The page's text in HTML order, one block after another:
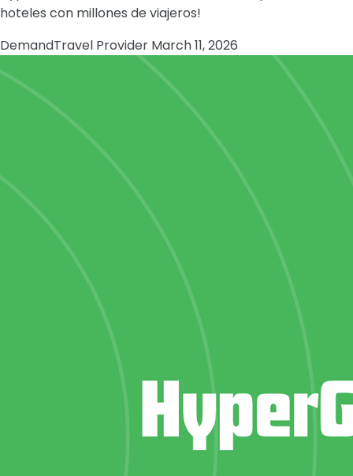
hoteles con millones de viajeros!
DemandTravel Provider March 11, 2026